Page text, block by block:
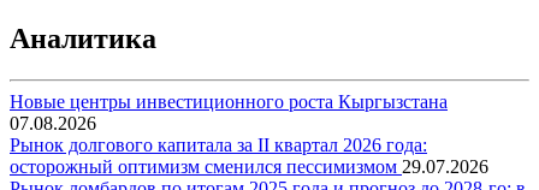
Аналитика
Новые центры инвестиционного роста Кыргызстана
07.08.2026
Рынок долгового капитала за II квартал 2026 года:
осторожный оптимизм сменился пессимизмом 29.07.2026